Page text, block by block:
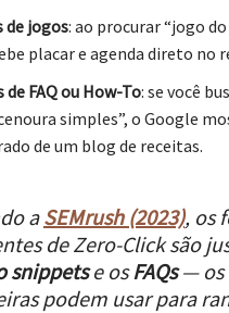
de jogos: ao procurar “jogo
placar e agenda direto no
FAQ ou How-To: se você
simples”, o Google
de um blog de receitas.
aSEMrush (2023), os
de Zero-Click são
snippetse osFAQs— os
podem usar para